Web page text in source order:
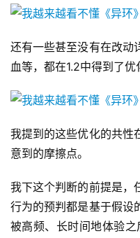
还有一些甚至没有在改动
血等，都在1.2中得到了优
我提到的这些优化的共性
意到的摩擦点。
我下这个判断的前提是，
行为的预判都是基于假设
被高频、长时间地体验